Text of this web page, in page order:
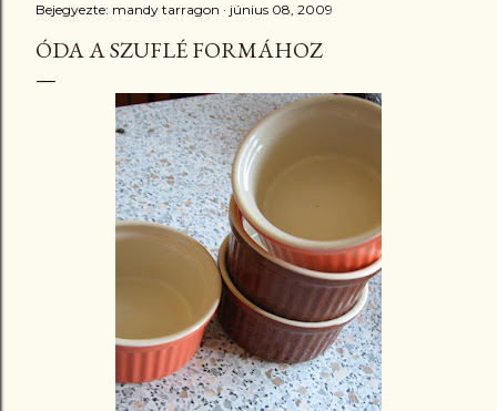
Bejegyezte: mandy tarragon június 08, 2009
ÓDA A SZUFLÉ FORMÁHOZ